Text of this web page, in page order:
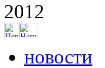
2012
новости